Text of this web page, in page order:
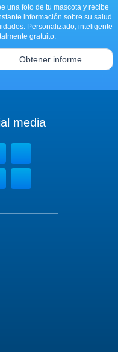
una foto de tu mascota y recibe
información sobre su salud
Personalizado, inteligente
gratuito.
Obtener informe
media